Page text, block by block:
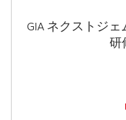
GIA ネクストジ
研